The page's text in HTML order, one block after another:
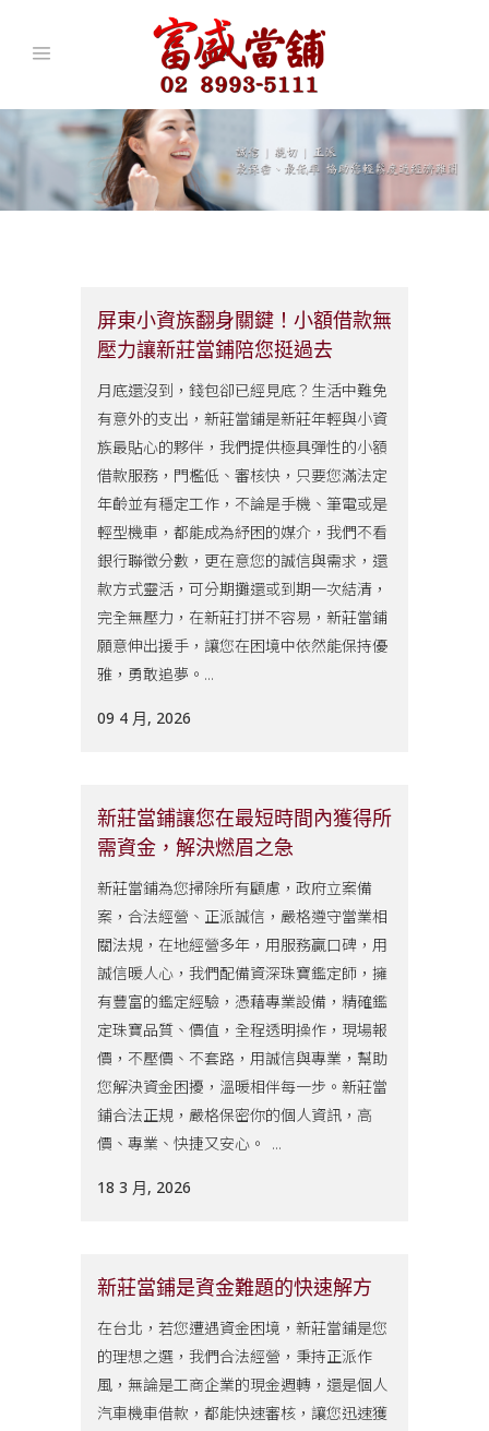
屏東小資族翻身關鍵！小額借款無
壓力讓新莊當鋪陪您挺過去
月底還沒到，錢包卻已經見底？生活中難免
有意外的支出，新莊當鋪是新莊年輕與小資
族最貼心的夥伴，我們提供極具彈性的小額
借款服務，門檻低、審核快，只要您滿法定
年齡並有穩定工作，不論是手機、筆電或是
輕型機車，都能成為紓困的媒介，我們不看
銀行聯徵分數，更在意您的誠信與需求，還
款方式靈活，可分期攤還或到期一次結清，
完全無壓力，在新莊打拼不容易，新莊當鋪
願意伸出援手，讓您在困境中依然能保持優
雅，勇敢追夢。...
09 4 月, 2026
新莊當鋪讓您在最短時間內獲得所
需資金，解決燃眉之急
新莊當鋪為您掃除所有顧慮，政府立案備
案，合法經營、正派誠信，嚴格遵守當業相
關法規，在地經營多年，用服務贏口碑，用
誠信暖人心，我們配備資深珠寶鑑定師，擁
有豐富的鑑定經驗，憑藉專業設備，精確鑑
定珠寶品質、價值，全程透明操作，現場報
價，不壓價、不套路，用誠信與專業，幫助
您解決資金困擾，溫暖相伴每一步。新莊當
鋪合法正規，嚴格保密你的個人資訊，高
價、專業、快捷又安心。 ...
18 3 月, 2026
新莊當鋪是資金難題的快速解方
在台北，若您遭遇資金困境，新莊當鋪是您
的理想之選，我們合法經營，秉持正派作
風，無論是工商企業的現金週轉，還是個人
汽車機車借款，都能快速審核，讓您迅速獲